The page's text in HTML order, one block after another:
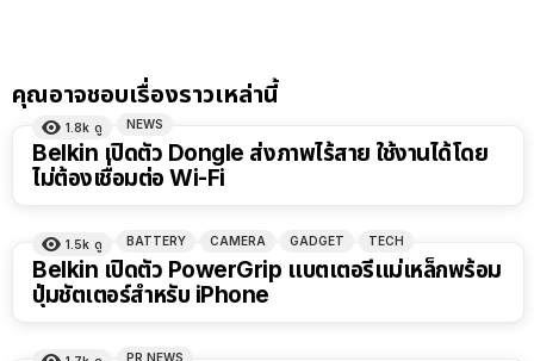
คุณอาจชอบเรื่องราวเหล่านี้
1.8k ดู NEWS
Belkin เปิดตัว Dongle ส่งภาพไร้สาย ใช้งานได้โดย
ไม่ต้องเชื่อมต่อ Wi-Fi
1.5k ดู BATTERY CAMERA GADGET TECH
Belkin เปิดตัว PowerGrip แบตเตอรี่แม่เหล็กพร้อม
ปุ่มชัตเตอร์สำหรับ iPhone
PR NEWS